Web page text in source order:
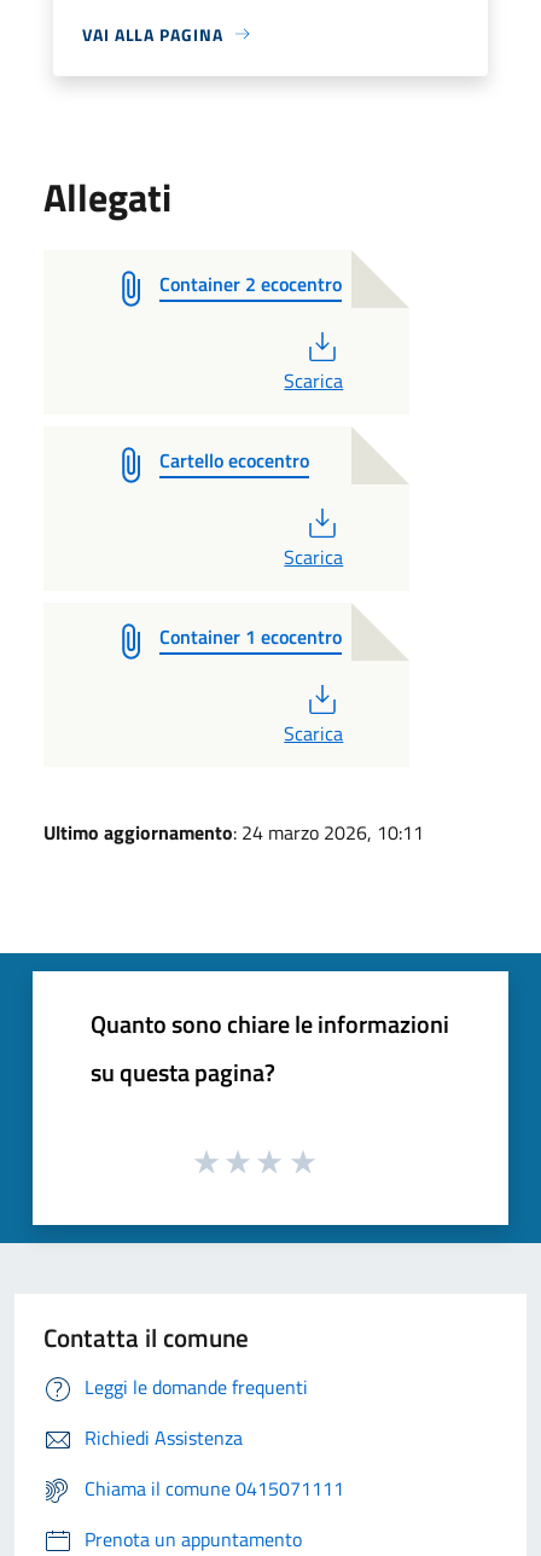
VAI ALLA PAGINA
Allegati
Container 2 ecocentro
Scarica
Cartello ecocentro
Scarica
Container 1 ecocentro
Scarica
Ultimo aggiornamento: 24 marzo 2026, 10:11
Quanto sono chiare le informazioni
su questa pagina?
Contatta il comune
Leggi le domande frequenti
Richiedi Assistenza
Chiama il comune 0415071111
Prenota un appuntamento